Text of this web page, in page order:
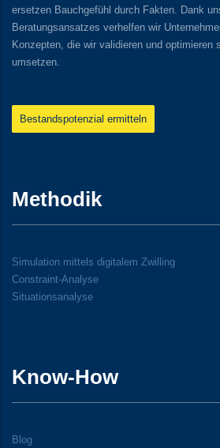
ersetzen Bauchgefühl durch Fakten. Dank
Beratungsansatzes verhelfen wir
Konzepten, die wir validieren und optimieren
umsetzen.
Bestandspotenzial ermitteln
Methodik
Simulation mittels digitalem Zwilling
Constraint-Analyse
Situationsanalyse
Know-How
Blog